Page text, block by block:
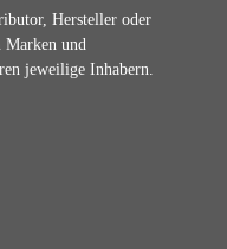
Hersteller oder
Marken und
jeweilige Inhabern.